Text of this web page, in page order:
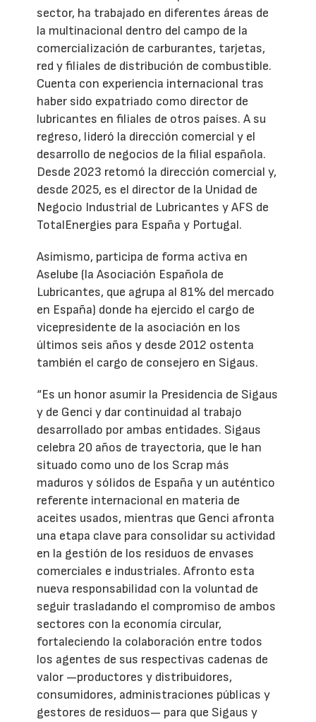
sector, ha trabajado en diferentes áreas de
la multinacional dentro del campo de la
comercialización de carburantes, tarjetas,
red y filiales de distribución de combustible.
Cuenta con experiencia internacional tras
haber sido expatriado como director de
lubricantes en filiales de otros países. A su
regreso, lideró la dirección comercial y el
desarrollo de negocios de la filial española.
Desde 2023 retomó la dirección comercial y,
desde 2025, es el director de la Unidad de
Negocio Industrial de Lubricantes y AFS de
TotalEnergies para España y Portugal.
Asimismo, participa de forma activa en
Aselube (la Asociación Española de
Lubricantes, que agrupa al 81% del mercado
en España) donde ha ejercido el cargo de
vicepresidente de la asociación en los
últimos seis años y desde 2012 ostenta
también el cargo de consejero en Sigaus.
“Es un honor asumir la Presidencia de Sigaus
y de Genci y dar continuidad al trabajo
desarrollado por ambas entidades. Sigaus
celebra 20 años de trayectoria, que le han
situado como uno de los Scrap más
maduros y sólidos de España y un auténtico
referente internacional en materia de
aceites usados, mientras que Genci afronta
una etapa clave para consolidar su actividad
en la gestión de los residuos de envases
comerciales e industriales. Afronto esta
nueva responsabilidad con la voluntad de
seguir trasladando el compromiso de ambos
sectores con la economía circular,
fortaleciendo la colaboración entre todos
los agentes de sus respectivas cadenas de
valor —productores y distribuidores,
consumidores, administraciones públicas y
gestores de residuos— para que Sigaus y